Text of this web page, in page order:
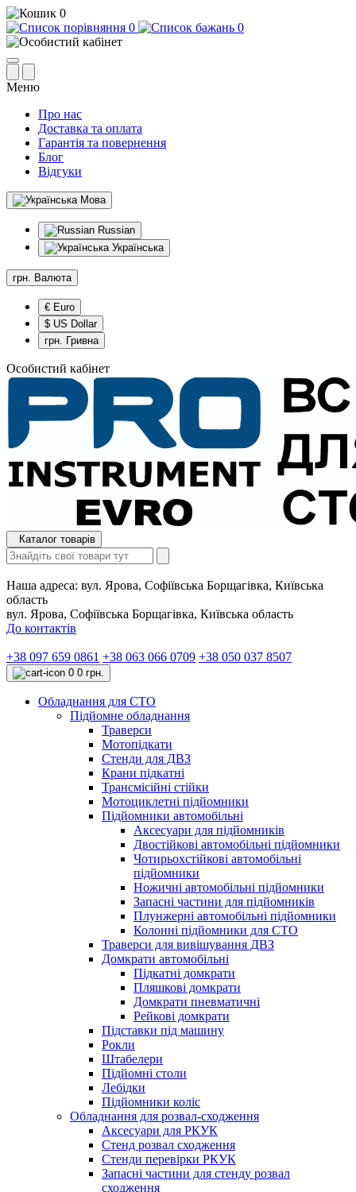
0
0
0
Меню
Про нас
Доставка та оплата
Гарантія та повернення
Блог
Відгуки
Мова
Russian
Українська
грн. Валюта
€ Euro
$ US Dollar
грн. Гривна
Особистий кабінет
Каталог товарів
Наша адреса: вул. Ярова, Софіївська Борщагівка, Київська
область
вул. Ярова, Софіївська Борщагівка, Київська область
До контактів
+38 097 659 0861 +38 063 066 0709 +38 050 037 8507
0 0 грн.
Обладнання для СТО
Підйомне обладнання
Траверси
Мотопідкати
Стенди для ДВЗ
Крани підкатні
Трансмісійні стійки
Мотоциклетні підйомники
Підйомники автомобільні
Аксесуари для підйомників
Двостійкові автомобільні підйомники
Чотирьохстійкові автомобільні
підйомники
Ножичні автомобільні підйомники
Запасні частини для підйомників
Плунжерні автомобільні підйомники
Колонні підйомники для СТО
Траверси для вивішування ДВЗ
Домкрати автомобільні
Підкатні домкрати
Пляшкові домкрати
Домкрати пневматичні
Рейкові домкрати
Підставки під машину
Рокли
Штабелери
Підйомні столи
Лебідки
Підйомники коліс
Обладнання для розвал-сходження
Аксесуари для РКУК
Стенд розвал сходження
Стенди перевірки РКУК
Запасні частини для стенду розвал
сходження